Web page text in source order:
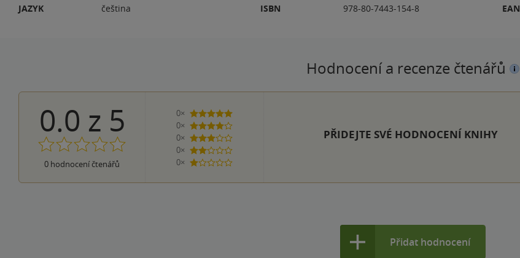
JAZYK
čeština
ISBN
978-80-7443-154-8
EAN
Hodnocení a recenze čtenářů
0.0 z 5
0 hodnocení čtenářů
0×
5 hvězdiček
0×
4 hvězdičky
0×
3 hvězdičky
0×
2 hvězdičky
0×
1 hvezdička
PŘIDEJTE SVÉ HODNOCENÍ KNIHY
Přidat hodnocení